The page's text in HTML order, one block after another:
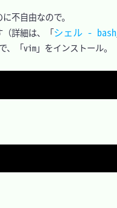
不自由なので。
詳細は、「シェル - bash
「vim」をインストール。